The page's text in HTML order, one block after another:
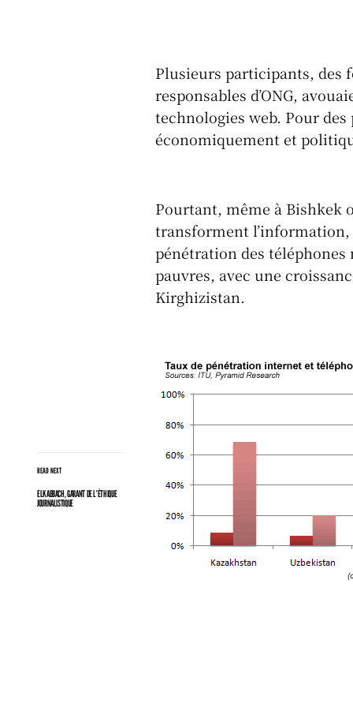
READ NEXT
ELKABBACH, GARANT DE L’ÉTHIQUE
JOURNALISTIQUE
Plusieurs participants, des
responsables d’ONG,
technologies web. Pour
économiquement et
Pourtant, même à Bishkek
transforment l’information,
pénétration des téléphones
pauvres, avec une
Kirghizistan.